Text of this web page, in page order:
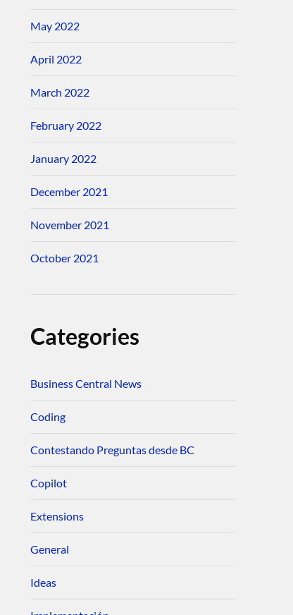
May 2022
April 2022
March 2022
February 2022
January 2022
December 2021
November 2021
October 2021
Categories
Business Central News
Coding
Contestando Preguntas desde BC
Copilot
Extensions
General
Ideas